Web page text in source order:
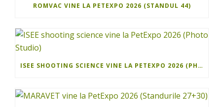
ROMVAC VINE LA PETEXPO 2026 (STANDUL 44)
ISEE SHOOTING SCIENCE VINE LA PETEXPO 2026 (PHOTO STUDIO)